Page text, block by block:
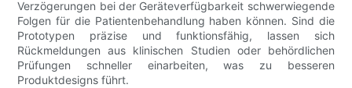
Verzögerungen bei der Geräteverfügbarkeit schwerwiegende
Folgen für die Patientenbehandlung haben können. Sind die
Prototypen präzise und funktionsfähig, lassen sich
Rückmeldungen aus klinischen Studien oder behördlichen
Prüfungen schneller einarbeiten, was zu besseren
Produktdesigns führt.